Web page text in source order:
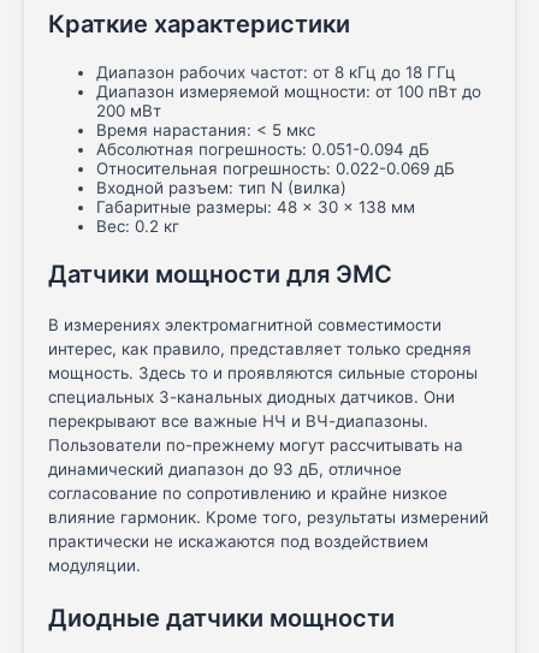
Краткие характеристики
Диапазон рабочих частот: от 8 кГц до 18 ГГц
Диапазон измеряемой мощности: от 100 пВт до
200 мВт
Время нарастания: < 5 мкс
Абсолютная погрешность: 0.051-0.094 дБ
Относительная погрешность: 0.022-0.069 дБ
Входной разъем: тип N (вилка)
Габаритные размеры: 48 × 30 × 138 мм
Вес: 0.2 кг
Датчики мощности для ЭМС
В измерениях электромагнитной совместимости
интерес, как правило, представляет только средняя
мощность. Здесь то и проявляются сильные стороны
специальных 3-канальных диодных датчиков. Они
перекрывают все важные НЧ и ВЧ-диапазоны.
Пользователи по-прежнему могут рассчитывать на
динамический диапазон до 93 дБ, отличное
согласование по сопротивлению и крайне низкое
влияние гармоник. Кроме того, результаты измерений
практически не искажаются под воздействием
модуляции.
Диодные датчики мощности